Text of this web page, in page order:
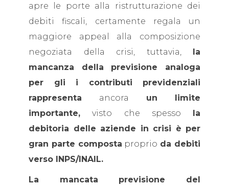
apre le porte alla ristrutturazione dei
debiti fiscali, certamente regala un
maggiore appeal alla composizione
negoziata della crisi, tuttavia, la
mancanza della previsione analoga
per gli i contributi previdenziali
rappresenta ancora un limite
importante, visto che spesso la
debitoria delle aziende in crisi è per
gran parte composta proprio da debiti
verso INPS/INAIL.
La mancata previsione del